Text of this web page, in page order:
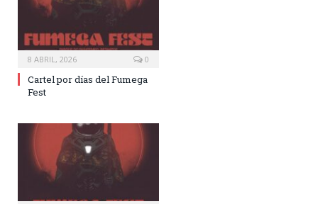
8 ABRIL, 2026 0
Cartel por días del Fumega
Fest